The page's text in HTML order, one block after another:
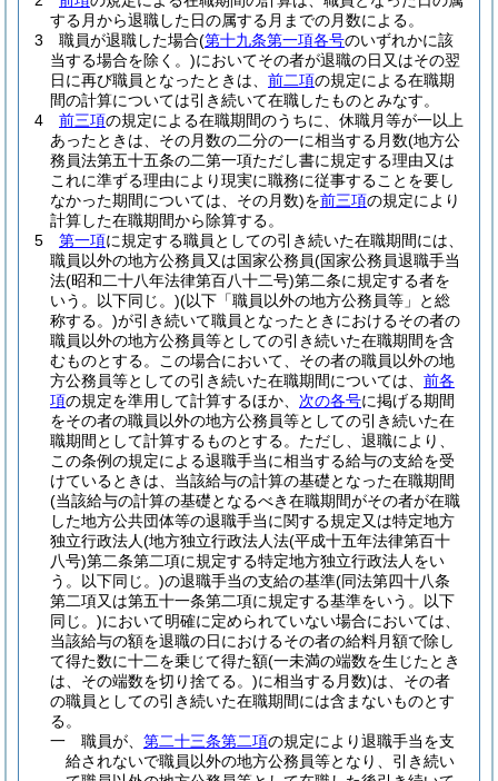
する月から退職した日の属する月までの月数による。
3
職員が退職した場合(第十九条第一項各号のいずれかに該
当する場合を除く。)においてその者が退職の日又はその翌
日に再び職員となったときは、 前二項の規定による在職期
間の計算については引き続いて在職したものとみなす。
4
前三項の規定による在職期間のうちに、休職月等が一以上
あったときは、その月数の二分の一に相当する月数(地方公
務員法第五十五条の二第一項ただし書に規定する理由又は
これに準ずる理由により現実に職務に従事することを要し
なかった期間については、その月数)を前三項の規定により
計算した在職期間から除算する。
5
第一項に規定する職員としての引き続いた在職期間には、
職員以外の地方公務員又は国家公務員(国家公務員退職手当
法(昭和二十八年法律第百八十二号)第二条に規定する者を
いう。以下同じ。)(以下「職員以外の地方公務員等」と総
称する。)が引き続いて職員となったときにおけるその者の
職員以外の地方公務員等としての引き続いた在職期間を含
むものとする。
この場合において、その者の職員以外の地
方公務員等としての引き続いた在職期間については、 前各
項の規定を準用して計算するほか、 次の各号に掲げる期間
をその者の職員以外の地方公務員等としての引き続いた在
職期間として計算するものとする。 ただし、退職により、
この条例の規定による退職手当に相当する給与の支給を受
けているときは、当該給与の計算の基礎となった在職期間
(当該給与の計算の基礎となるべき在職期間がその者が在職
した地方公共団体等の退職手当に関する規定又は特定地方
独立行政法人(地方独立行政法人法(平成十五年法律第百十
八号)第二条第二項に規定する特定地方独立行政法人をい
う。以下同じ。)の退職手当の支給の基準(同法第四十八条
第二項又は第五十一条第二項に規定する基準をいう。以下
同じ。)において明確に定められていない場合においては、
当該給与の額を退職の日におけるその者の給料月額で除し
て得た数に十二を乗じて得た額(一未満の端数を生じたとき
は、その端数を切り捨てる。)に相当する月数)は、その者
の職員としての引き続いた在職期間には含まないものとす
る。
一
職員が、 第二十三条第二項の規定により退職手当を支
給されないで職員以外の地方公務員等となり、引き続い